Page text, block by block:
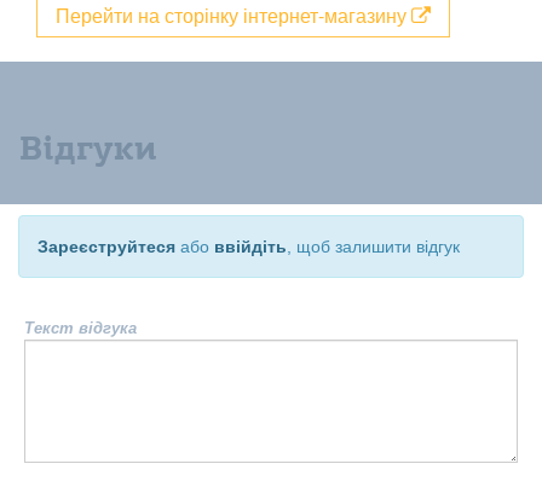
Перейти на сторінку інтернет-магазину
Відгуки
Зареєструйтеся або ввійдіть , щоб залишити відгук
Текст відгука